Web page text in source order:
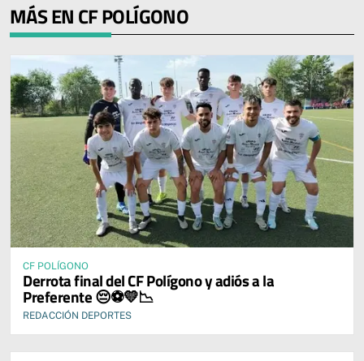
MÁS EN CF POLÍGONO
CF POLÍGONO
Derrota final del CF Polígono y adiós a la
Preferente 😔⚽💛📉
REDACCIÓN DEPORTES